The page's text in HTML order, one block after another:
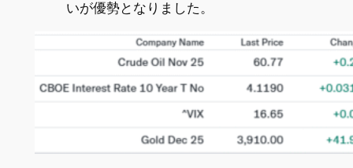
いが優勢となりました。